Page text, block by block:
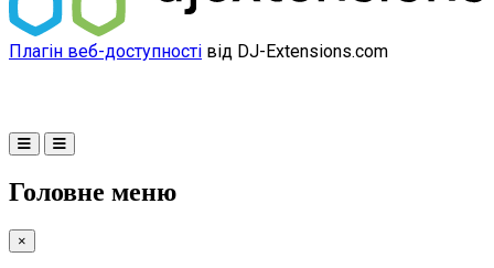
Плагін веб-доступності від DJ-Extensions.com
Головне меню
×